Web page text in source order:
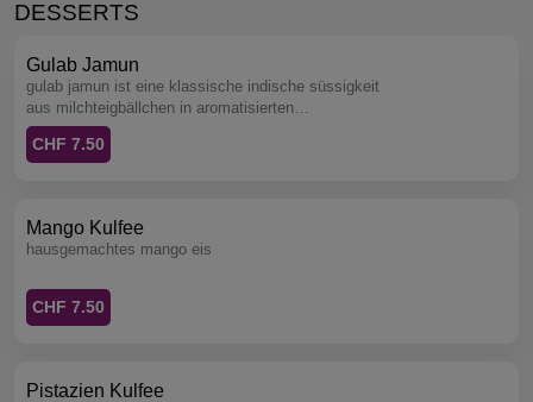
DESSERTS
Gulab Jamun
gulab jamun ist eine klassische indische süssigkeit
aus milchteigbällchen in aromatisierten
zuckersirup.
CHF 7.50
Mango Kulfee
hausgemachtes mango eis
CHF 7.50
Pistazien Kulfee